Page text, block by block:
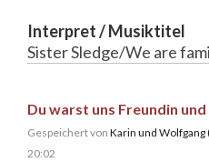
Interpret / Musiktitel
Sister Sledge/We are
Du warst uns Freundin und
Gespeichert von Karin und
20:02